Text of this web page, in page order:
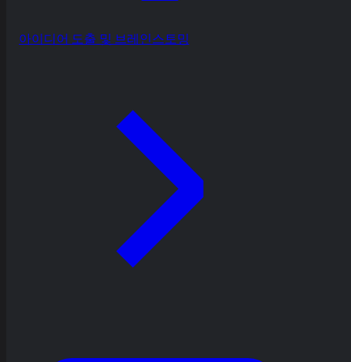
아이디어 도출 및 브레인스토밍